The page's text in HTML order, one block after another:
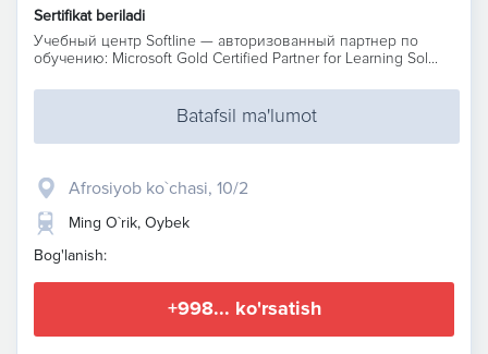
Sertifikat beriladi
Учебный центр Softline — авторизованный партнер по
обучению: Microsoft Gold Certified Partner for Learning Sol...
Batafsil ma'lumot
Afrosiyob ko`chasi, 10/2
Ming O`rik, Oybek
Bog'lanish:
+998... ko'rsatish